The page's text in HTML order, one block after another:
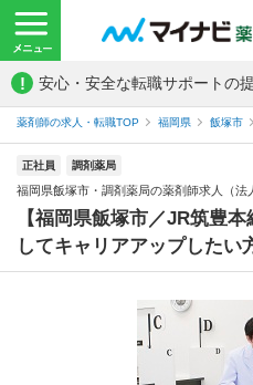
! 安心・安全な転職サポートの
薬剤師の求人・転職TOP 福岡県 飯塚市
正社員 調剤薬局
福岡県飯塚市・調剤薬局の薬剤師求人（法
【福岡県飯塚市／JR筑豊
してキャリアアップしたい